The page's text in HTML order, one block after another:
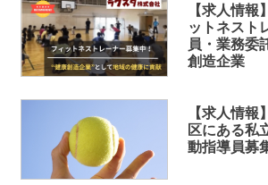
【求人情報
ットネスト
員・業務委
創造企業
【求人情
区にある私
動指導員募